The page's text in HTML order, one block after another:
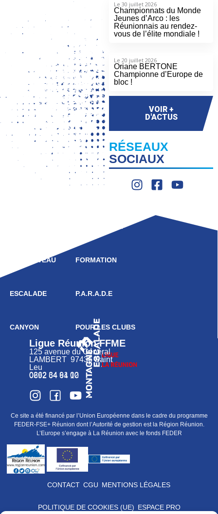
Le 30 juillet 2026
Championnats du Monde
Jeunes d’Arco : les
Réunionnais au rendez-
vous de l’élite mondiale !
Le 20 juillet 2026
Oriane BERTONE
Championne d’Europe de
bloc !
VOIR +
D'ACTUS
RÉSEAUX
SOCIAUX
HAUT NIVEAU
ESCALADE
CANYON
FORMATION
P.A.R.A.D.E
POUR LES CLUBS
Ligue Réunion FFME
125 avenue du Général
LAMBERT 97436 Saint
Leu
0262 34 91 02
0692 64 64 10
Ce site a été financé par l’Union Européenne dans le cadre du programme
FEDER-FSE+ Réunion dont l’Autorité de gestion est la Région Réunion.
L’Europe s’engage à La Réunion avec le fonds FEDER
CONTACT CGU MENTIONS LÉGALES
POLITIQUE DE COOKIES (UE) ESPACE PRO